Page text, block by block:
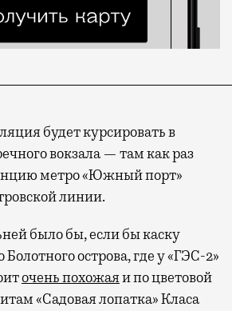
будет курсировать в
вокзала — там как раз
метро «Южный порт»
линии.
было бы, если бы каску
острова, где у «ГЭС-2»
очень похожаяи по цветовой
«Садовая лопатка» Класа